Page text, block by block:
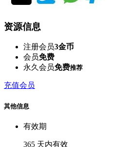
资源信息
注册会员3金币
会员免费
永久会员免费推荐
充值会员
其他信息
有效期
365 天内有效